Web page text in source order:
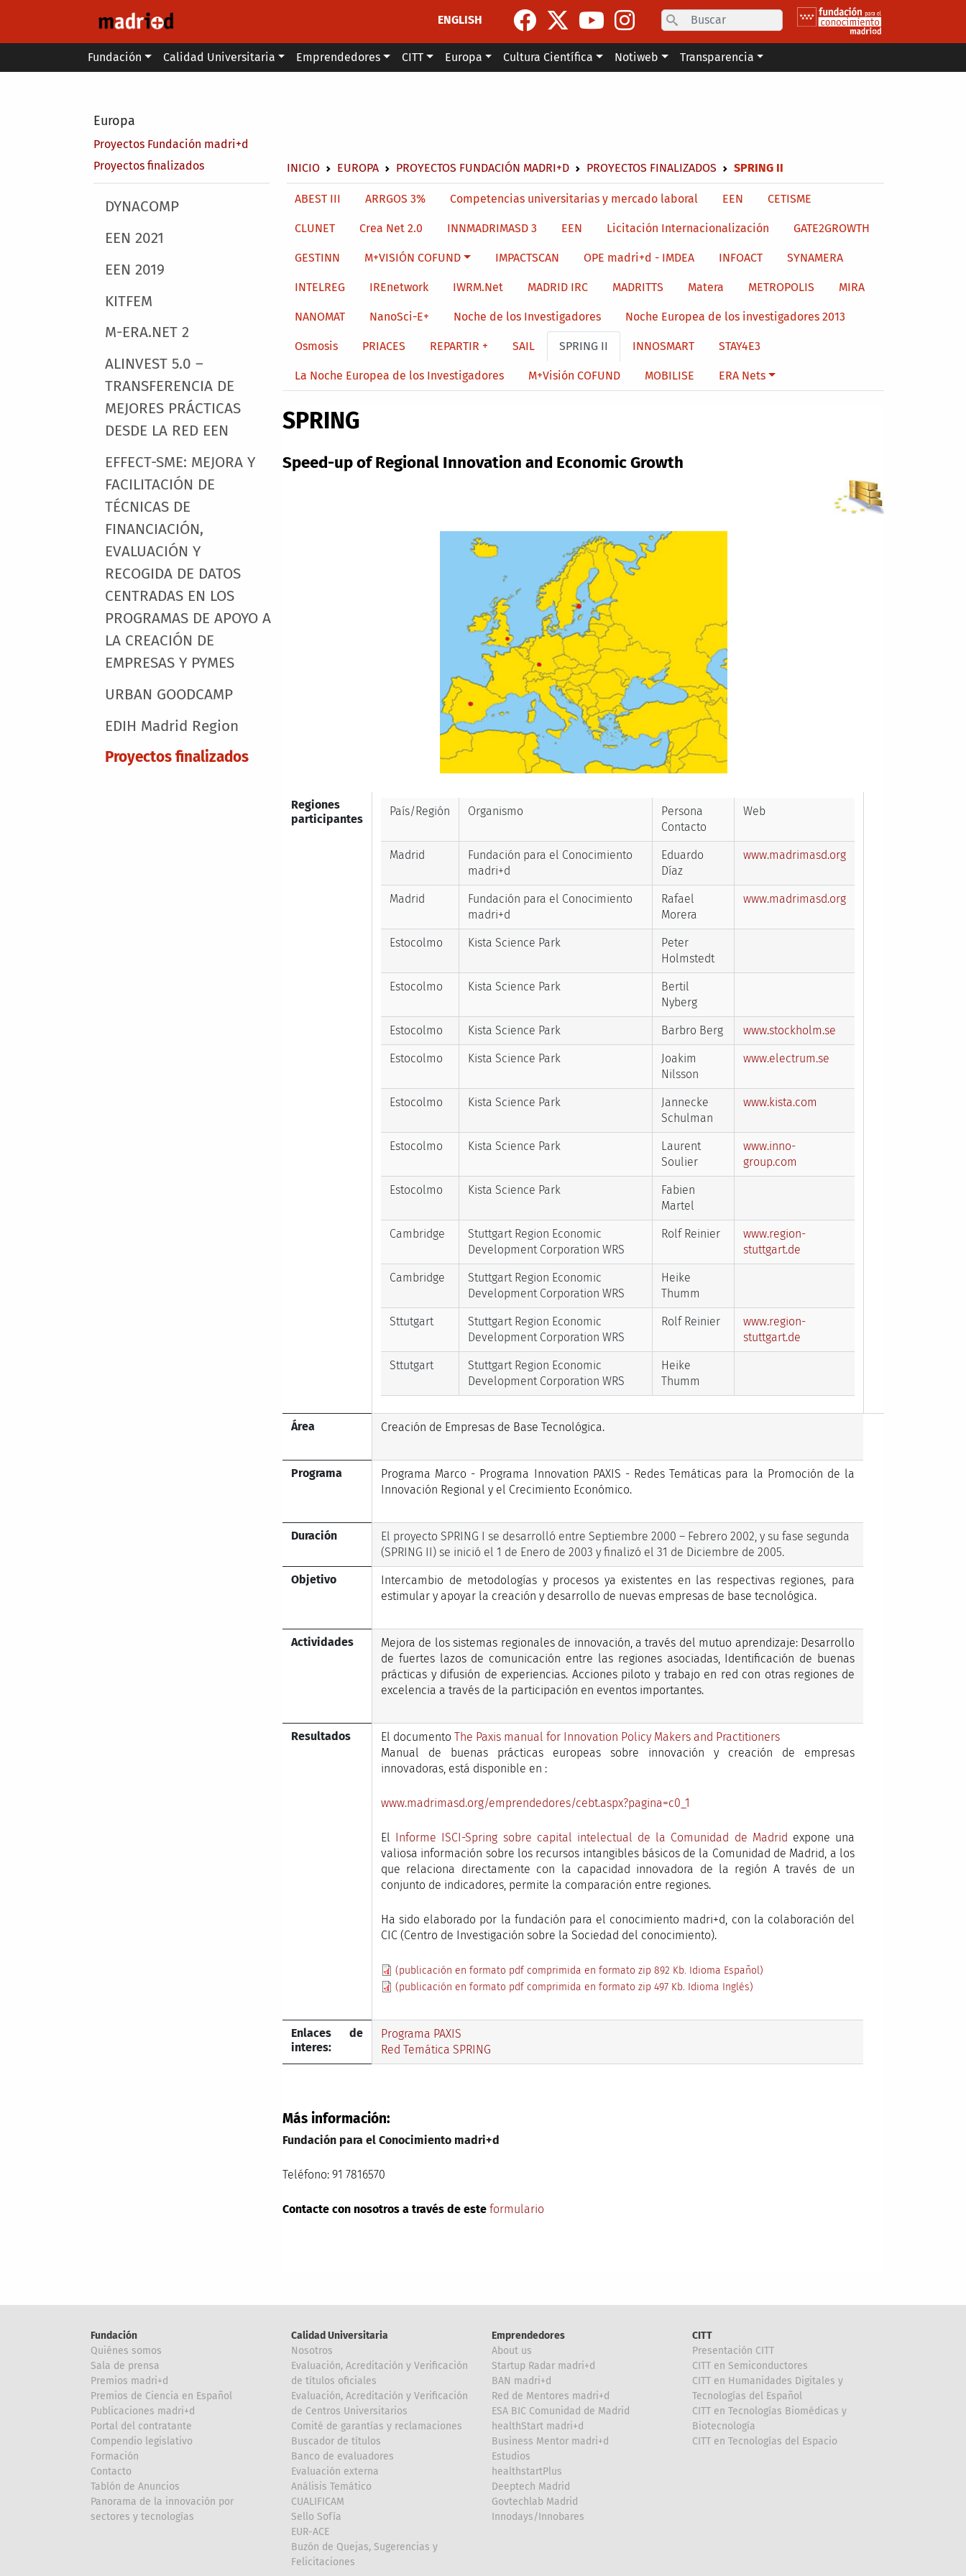
ENGLISH
Search
Main menu
Fundación Calidad Universitaria Emprendedores CITT Europa Cultura Científica Notiweb Transparencia
Europa
Proyectos Fundación madri+d
Proyectos finalizados
Sobrescribir enlaces de ayuda a la navegación
INICIO EUROPA PROYECTOS FUNDACIÓN MADRI+D PROYECTOS FINALIZADOS SPRING II
Main menu
DYNACOMP
EEN 2021
EEN 2019
KITFEM
M-ERA.NET 2
ALINVEST 5.0 –
TRANSFERENCIA DE
MEJORES PRÁCTICAS
DESDE LA RED EEN
EFFECT-SME: MEJORA Y
FACILITACIÓN DE
TÉCNICAS DE
FINANCIACIÓN,
EVALUACIÓN Y
RECOGIDA DE DATOS
CENTRADAS EN LOS
PROGRAMAS DE APOYO A
LA CREACIÓN DE
EMPRESAS Y PYMES
URBAN GOODCAMP
EDIH Madrid Region
Proyectos finalizados
Main menu level 4
ABEST III ARRGOS 3% Competencias universitarias y mercado laboral EEN CETISME
CLUNET Crea Net 2.0 INNMADRIMASD 3 EEN Licitación Internacionalización GATE2GROWTH
GESTINN M+VISIÓN COFUND IMPACTSCAN OPE madri+d - IMDEA INFOACT SYNAMERA
INTELREG IREnetwork IWRM.Net MADRID IRC MADRITTS Matera METROPOLIS MIRA
NANOMAT NanoSci-E+ Noche de los Investigadores Noche Europea de los investigadores 2013
Osmosis PRIACES REPARTIR + SAIL SPRING II INNOSMART STAY4E3
La Noche Europea de los Investigadores M+Visión COFUND MOBILISE ERA Nets
SPRING
Speed-up of Regional Innovation and Economic Growth
Regiones
participantes
País/Región Organismo
Persona
Contacto
Web
Madrid
Fundación para el Conocimiento
madri+d
Eduardo
Díaz
www.madrimasd.org
Madrid
Fundación para el Conocimiento
madri+d
Rafael
Morera
www.madrimasd.org
Estocolmo Kista Science Park
Peter
Holmstedt
Estocolmo Kista Science Park
Bertil
Nyberg
Estocolmo Kista Science Park Barbro Berg www.stockholm.se
Estocolmo Kista Science Park
Joakim
Nilsson
www.electrum.se
Estocolmo Kista Science Park
Jannecke
Schulman
www.kista.com
Estocolmo Kista Science Park
Laurent
Soulier
www.inno-
group.com
Estocolmo Kista Science Park
Fabien
Martel
Cambridge
Stuttgart Region Economic
Development Corporation WRS
Rolf Reinier
www.region-
stuttgart.de
Cambridge
Stuttgart Region Economic
Development Corporation WRS
Heike
Thumm
Sttutgart
Stuttgart Region Economic
Development Corporation WRS
Rolf Reinier
www.region-
stuttgart.de
Sttutgart
Stuttgart Region Economic
Development Corporation WRS
Heike
Thumm
Área Creación de Empresas de Base Tecnológica.
Programa
Programa Marco - Programa Innovation PAXIS - Redes Temáticas para la Promoción de la
Innovación Regional y el Crecimiento Económico.
Duración
El proyecto SPRING I se desarrolló entre Septiembre 2000 – Febrero 2002, y su fase segunda
(SPRING II) se inició el 1 de Enero de 2003 y finalizó el 31 de Diciembre de 2005.
Objetivo
Intercambio de metodologías y procesos ya existentes en las respectivas regiones, para
estimular y apoyar la creación y desarrollo de nuevas empresas de base tecnológica.
Actividades
Mejora de los sistemas regionales de innovación, a través del mutuo aprendizaje: Desarrollo
de fuertes lazos de comunicación entre las regiones asociadas, Identificación de buenas
prácticas y difusión de experiencias. Acciones piloto y trabajo en red con otras regiones de
excelencia a través de la participación en eventos importantes.
Resultados El documento The Paxis manual for Innovation Policy Makers and Practitioners
Manual de buenas prácticas europeas sobre innovación y creación de empresas
innovadoras, está disponible en :
www.madrimasd.org/emprendedores/cebt.aspx?pagina=c0_1
El Informe ISCI-Spring sobre capital intelectual de la Comunidad de Madrid expone una
valiosa información sobre los recursos intangibles básicos de la Comunidad de Madrid, a los
que relaciona directamente con la capacidad innovadora de la región A través de un
conjunto de indicadores, permite la comparación entre regiones.
Ha sido elaborado por la fundación para el conocimiento madri+d, con la colaboración del
CIC (Centro de Investigación sobre la Sociedad del conocimiento).
(publicación en formato pdf comprimida en formato zip 892 Kb. Idioma Español)
(publicación en formato pdf comprimida en formato zip 497 Kb. Idioma Inglés)
Enlaces de
interes:
Programa PAXIS
Red Temática SPRING
Más información:
Fundación para el Conocimiento madri+d
Teléfono: 91 7816570
Contacte con nosotros a través de este formulario
Fundación
Quiénes somos
Sala de prensa
Premios madri+d
Premios de Ciencia en Español
Publicaciones madri+d
Portal del contratante
Compendio legislativo
Formación
Contacto
Tablón de Anuncios
Panorama de la innovación por
sectores y tecnologías
Calidad Universitaria
Nosotros
Evaluación, Acreditación y Verificación
de títulos oficiales
Evaluación, Acreditación y Verificación
de Centros Universitarios
Comité de garantías y reclamaciones
Buscador de títulos
Banco de evaluadores
Evaluación externa
Análisis Temático
CUALIFICAM
Sello Sofía
EUR-ACE
Buzón de Quejas, Sugerencias y
Felicitaciones
Emprendedores
About us
Startup Radar madri+d
BAN madri+d
Red de Mentores madri+d
ESA BIC Comunidad de Madrid
healthStart madri+d
Business Mentor madri+d
Estudios
healthstartPlus
Deeptech Madrid
Govtechlab Madrid
Innodays/Innobares
CITT
Presentación CITT
CITT en Semiconductores
CITT en Humanidades Digitales y
Tecnologías del Español
CITT en Tecnologías Biomédicas y
Biotecnología
CITT en Tecnologías del Espacio